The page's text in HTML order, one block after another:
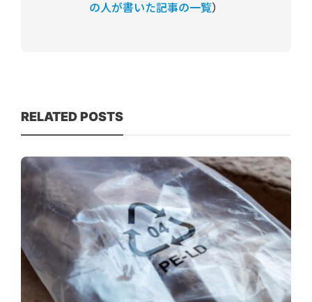
の人が書いた記事の一覧）
RELATED POSTS